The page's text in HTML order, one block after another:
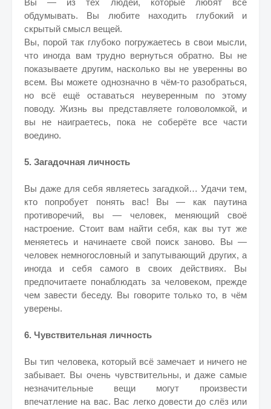
Вы — из тех людей, которые любят всё
обдумывать. Вы любите находить глубокий и
скрытый смысл вещей.
Вы, порой так глубоко погружаетесь в свои мысли,
что иногда вам трудно вернуться обратно. Вы не
показываете другим, насколько вы не уверенны во
всем. Вы можете однозначно в чём-то разобраться,
но всё ещё оставаться неуверенным по этому
поводу. Жизнь вы представляете головоломкой, и
вы не наиграетесь, пока не соберёте все части
воедино.
5. Загадочная личность
Вы даже для себя являетесь загадкой… Удачи тем,
кто попробует понять вас! Вы — как паутина
противоречий, вы — человек, меняющий своё
настроение. Стоит вам найти себя, как вы тут же
меняетесь и начинаете свой поиск заново. Вы —
человек немногословный и запутывающий других, а
иногда и себя самого в своих действиях. Вы
предпочитаете понаблюдать за человеком, прежде
чем завести беседу. Вы говорите только то, в чём
уверены.
6. Чувствительная личность
Вы тип человека, который всё замечает и ничего не
забывает. Вы очень чувствительны, и даже самые
незначительные вещи могут произвести
впечатление на вас. Вас легко довести до слёз или